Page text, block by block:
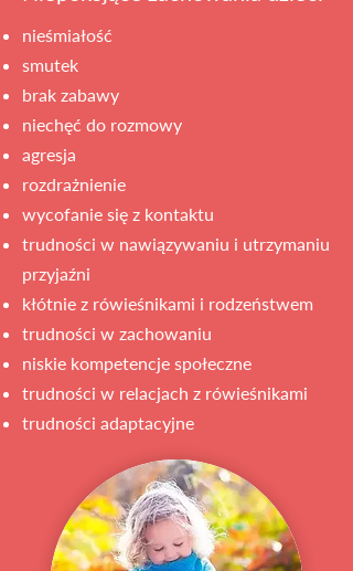
nieśmiałość
smutek
brak zabawy
niechęć do rozmowy
agresja
rozdrażnienie
wycofanie się z kontaktu
trudności w nawiązywaniu i utrzymaniu
przyjaźni
kłótnie z rówieśnikami i rodzeństwem
trudności w zachowaniu
niskie kompetencje społeczne
trudności w relacjach z rówieśnikami
trudności adaptacyjne